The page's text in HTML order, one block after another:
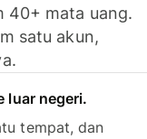
40+ mata uang.
satu akun,
luar negeri.
tempat, dan